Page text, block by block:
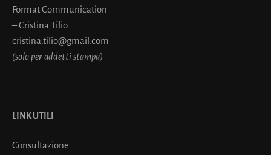
Format Communication
– Cristina Tilio
cristina.tilio@gmail.com
(solo per addetti stampa)
LINK UTILI
Consultazione